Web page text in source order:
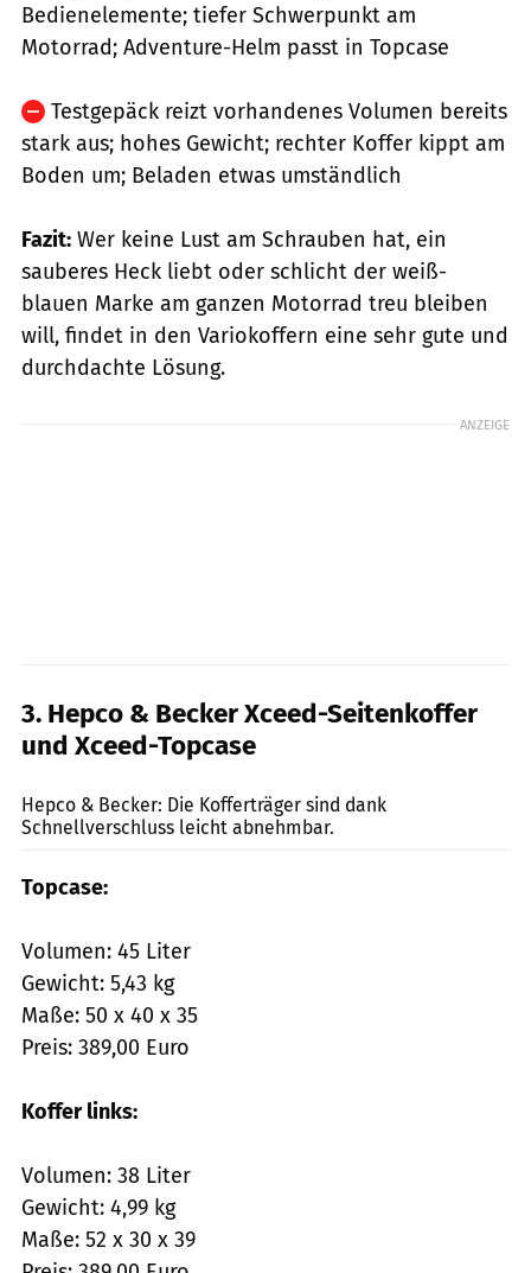
Bedienelemente; tiefer Schwerpunkt am
Motorrad; Adventure-Helm passt in Topcase
Testgepäck reizt vorhandenes Volumen bereits
stark aus; hohes Gewicht; rechter Koffer kippt am
Boden um; Beladen etwas umständlich
Fazit: Wer keine Lust am Schrauben hat, ein
sauberes Heck liebt oder schlicht der weiß-
blauen Marke am ganzen Motorrad treu bleiben
will, findet in den Variokoffern eine sehr gute und
durchdachte Lösung.
ANZEIGE
3. Hepco & Becker Xceed-Seitenkoffer
und Xceed-Topcase
Hepco & Becker: Die Kofferträger sind dank
Schnellverschluss leicht abnehmbar.
Topcase:
Volumen: 45 Liter
Gewicht: 5,43 kg
Maße: 50 x 40 x 35
Preis: 389,00 Euro
Koffer links:
Volumen: 38 Liter
Gewicht: 4,99 kg
Maße: 52 x 30 x 39